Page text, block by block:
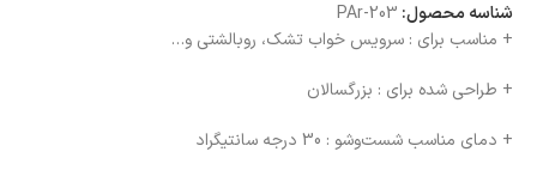
شناسه محصول: PAr-203
+ مناسب برای : سرویس خواب تشک، روبالشتی و…
+ طراحی شده برای : بزرگسالان
+ دمای مناسب شست‌وشو : 30 درجه سانتیگراد